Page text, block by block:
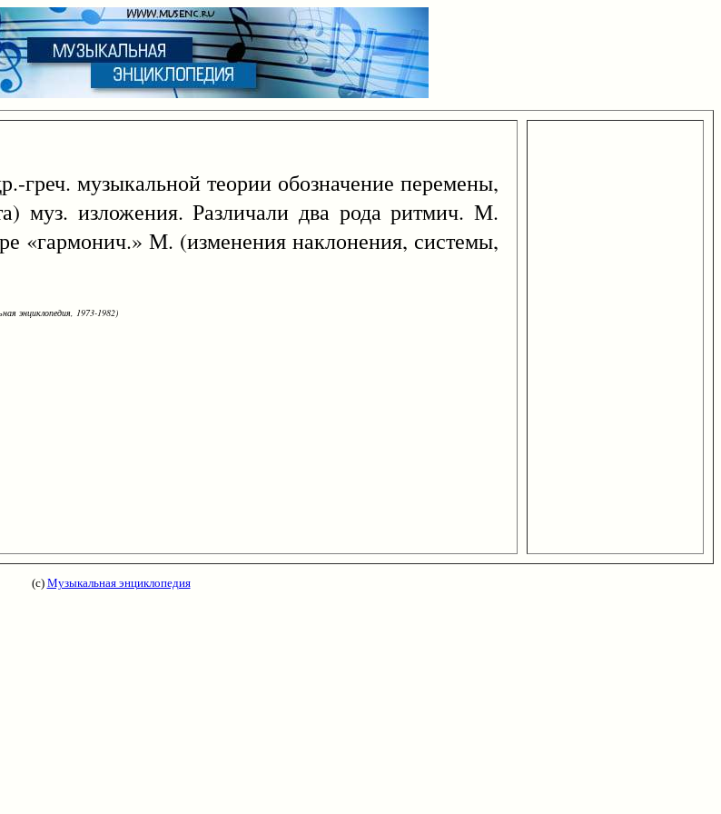
греч. музыкальной теории обозначение перемены,
муз. изложения. Различали два рода ритмич. М.
«гармонич.» М. (изменения наклонения, системы,
энциклопедия, 1973-1982)
(с) Музыкальная энциклопедия